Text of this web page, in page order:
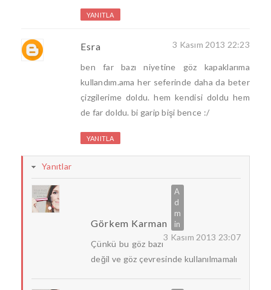
YANITLA
Esra 3 Kasım 2013 22:23
ben far bazı niyetine göz kapaklarıma
kullandım.ama her seferinde daha da beter
çizgilerime doldu. hem kendisi doldu hem
de far doldu. bi garip bişi bence :/
YANITLA
Yanıtlar
Görkem Karman
3 Kasım 2013 23:07
Çünkü bu göz bazı
değil ve göz çevresinde kullanılmamalı